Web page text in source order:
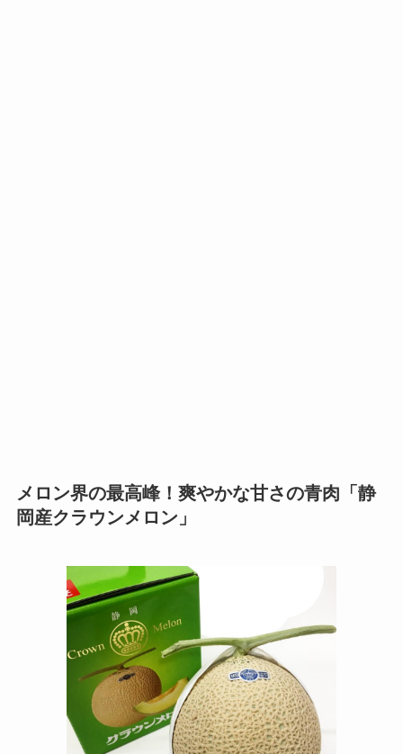
メロン界の最高峰！爽やかな甘さの青肉「静
岡産クラウンメロン」